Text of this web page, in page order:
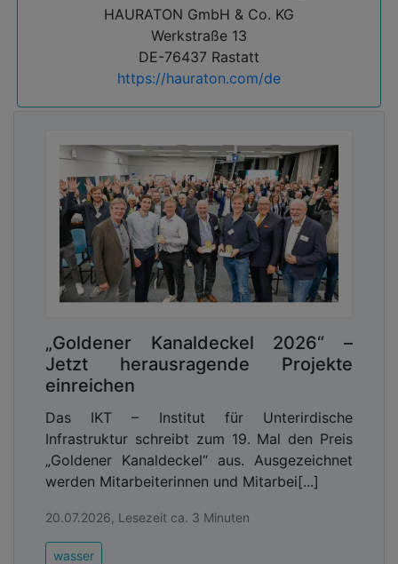
IFAT 2024 auf dem HAURATON Messestand.
Integriertes Regenwassermanagement eine Vision,
die HAURATON schon eine Weile umtreibt. Somit
ist die Beteiligung an RX-WATERTEC nicht nur die
Unternehmen in die Zukunft. Marcus Reuter,
Geschäftsführer von HAURATON, und Daniel
Brand, Geschäftsführer von AWATREE, betonen:
„Gemeinsam gestalten wir die
Regenwasserwirtschaft von morgen. RX-
WATERTEC bringt frischen Wind in die Branche
und treibt ressourcenschonende Lösungen voran.“
konzentrieren: Die Entwicklung eines
kreislauforientierten und zukunftsfähigen Produkt-
Portfolios für ganzheitliche
Regenwassermanagement-Systeme mit gezielten
Services für alle an Planung und Ausführung
Beteiligten. RX-WATERTEC entwickelt mit Vollgas
die dazu passenden digitalen Komponenten für
Betreiber von Regenwassermanagement-
Systemen, um alles miteinander zu vernetzen.
Advertising
HAURATON GmbH & Co. KG
Werkstraße 13
DE-76437 Rastatt
https://hauraton.com/de
„Goldener Kanaldeckel 2026“ –
Jetzt herausragende Projekte
einreichen
Das IKT – Institut für Unterirdische
Infrastruktur schreibt zum 19. Mal den Preis
„Goldener Kanaldeckel“ aus. Ausgezeichnet
werden Mitarbeiterinnen und Mitarbei[...]
20.07.2026, Lesezeit ca. 3 Minuten
wasser